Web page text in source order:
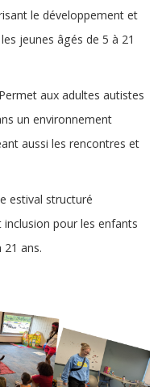
le développement et
jeunes âgés de 5 à 21
aux adultes autistes
un environnement
aussi les rencontres et
estival structuré
pour les enfants
ans.